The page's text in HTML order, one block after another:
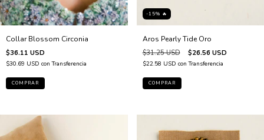
Collar Blossom Circonia
$36.11 USD
$30.69 USD con Transferencia
-15% 🔥
Aros Pearly Tide Oro
$31.25 USD $26.56 USD
$22.58 USD con Transferencia